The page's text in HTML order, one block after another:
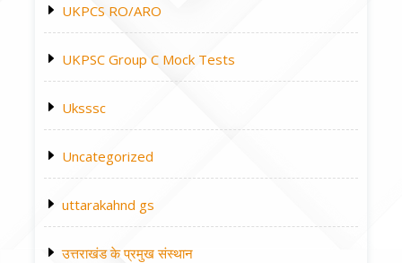
UKPCS RO/ARO
UKPSC Group C Mock Tests
Uksssc
Uncategorized
uttarakahnd gs
उत्तराखंड के प्रमुख संस्थान